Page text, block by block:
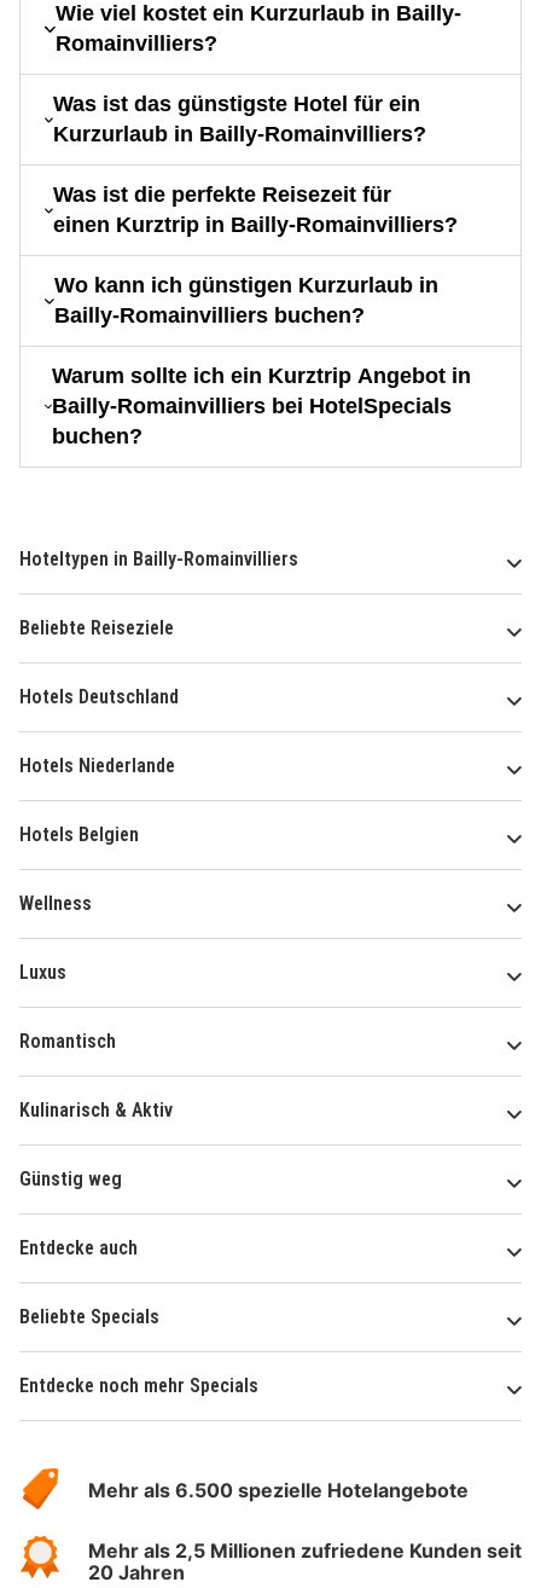
Wie viel kostet ein Kurzurlaub in Bailly-
Romainvilliers?
Was ist das günstigste Hotel für ein
Kurzurlaub in Bailly-Romainvilliers?
Was ist die perfekte Reisezeit für
einen Kurztrip in Bailly-Romainvilliers?
Wo kann ich günstigen Kurzurlaub in
Bailly-Romainvilliers buchen?
Warum sollte ich ein Kurztrip Angebot in
Bailly-Romainvilliers bei HotelSpecials
buchen?
Hoteltypen in Bailly-Romainvilliers
Beliebte Reiseziele
Hotels Deutschland
Hotels Niederlande
Hotels Belgien
Wellness
Luxus
Romantisch
Kulinarisch & Aktiv
Günstig weg
Entdecke auch
Beliebte Specials
Entdecke noch mehr Specials
Hotelspecials
Mehr als 6.500 spezielle Hotelangebote
Mehr als 2,5 Millionen zufriedene Kunden seit
20 Jahren